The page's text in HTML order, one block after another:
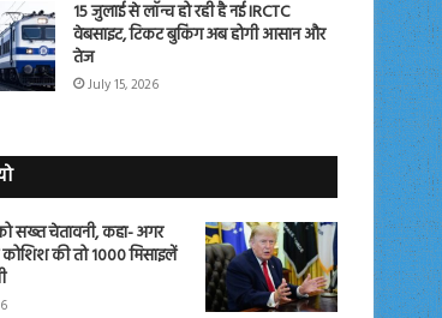
15 जुलाई से लॉन्च हो रही है नई IRCTC
वेबसाइट, टिकट बुकिंग अब होगी आसान और
तेज
July 15, 2026
सख्त चेतावनी, कहा- अगर
की तो 1000 मिसाइलें